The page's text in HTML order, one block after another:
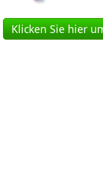
Klicken Sie hier